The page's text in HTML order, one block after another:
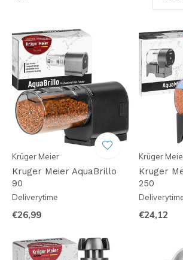
Krüger Meier
Kruger Meier AquaBrillo
90
Deliverytime
€26,99
Krüger
Kruger
250
€24,12